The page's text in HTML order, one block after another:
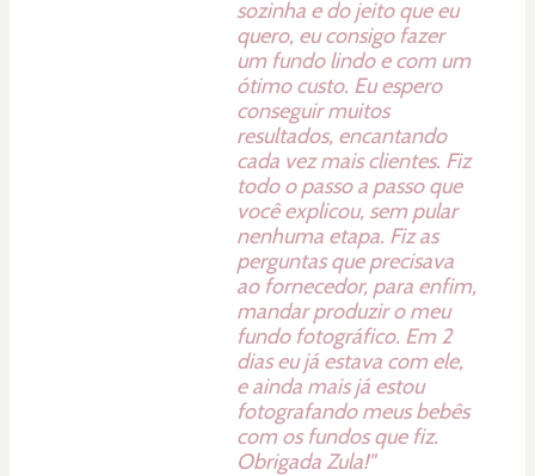
sozinha e do jeito que eu
quero, eu consigo fazer
um fundo lindo e com um
ótimo custo. Eu espero
conseguir muitos
resultados, encantando
cada vez mais clientes. Fiz
todo o passo a passo que
você explicou, sem pular
nenhuma etapa. Fiz as
perguntas que precisava
ao fornecedor, para enfim,
mandar produzir o meu
fundo fotográfico. Em 2
dias eu já estava com ele,
e ainda mais já estou
fotografando meus bebês
com os fundos que fiz.
Obrigada Zula!"